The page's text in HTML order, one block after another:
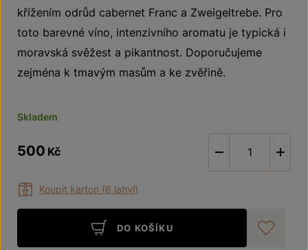
křížením odrůd cabernet Franc a Zweigeltrebe. Pro
toto barevné víno, intenzivního aromatu je typická i
moravská svěžest a pikantnost. Doporučujeme
zejména k tmavým masům a ke zvěřině.
Skladem
500 Kč
Koupit karton (6 lahví)
-
DO KOŠÍKU